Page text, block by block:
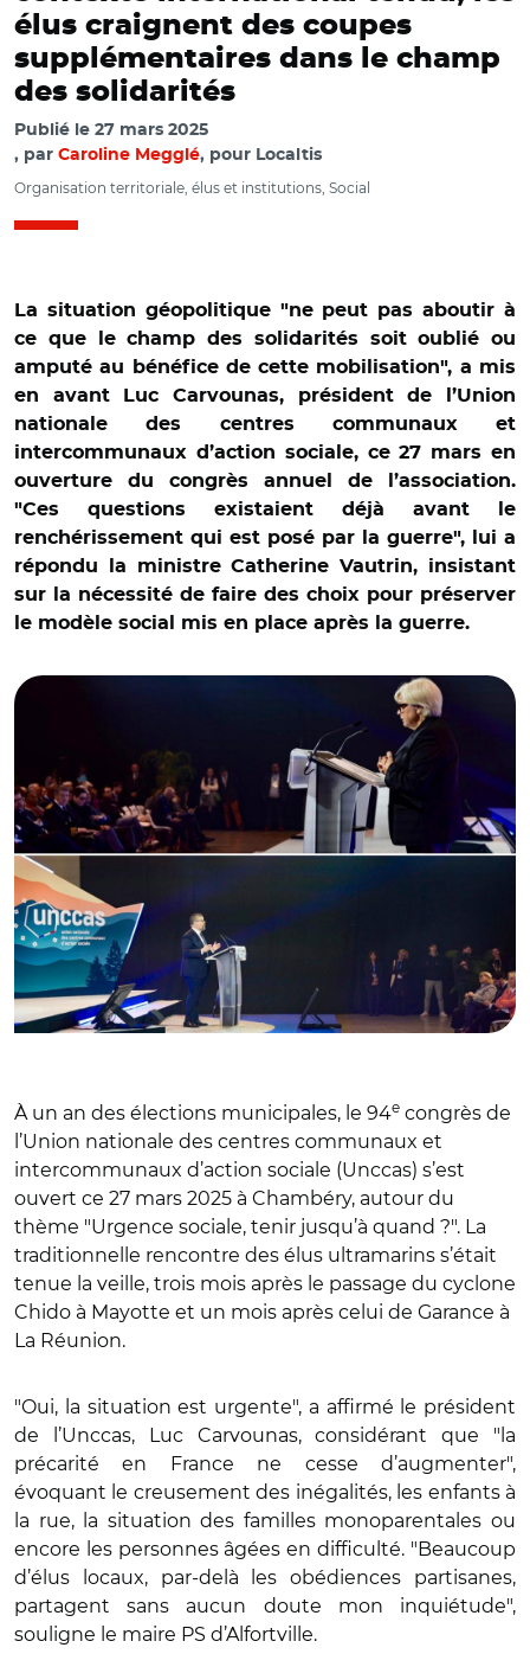
élus craignent des coupes
supplémentaires dans le champ
des solidarités
Publié le 27 mars 2025
par Caroline Megglé, pour Localtis
Organisation territoriale, élus et institutions, Social
La situation géopolitique "ne peut pas aboutir à
ce que le champ des solidarités soit oublié ou
amputé au bénéfice de cette mobilisation", a mis
en avant Luc Carvounas, président de l’Union
nationale des centres communaux et
intercommunaux d’action sociale, ce 27 mars en
ouverture du congrès annuel de l’association.
"Ces questions existaient déjà avant le
renchérissement qui est posé par la guerre", lui a
répondu la ministre Catherine Vautrin, insistant
sur la nécessité de faire des choix pour préserver
le modèle social mis en place après la guerre.
À un an des élections municipales, le 94e congrès de
l’Union nationale des centres communaux et
intercommunaux d’action sociale (Unccas) s’est
ouvert ce 27 mars 2025 à Chambéry, autour du
thème "Urgence sociale, tenir jusqu’à quand ?". La
traditionnelle rencontre des élus ultramarins s’était
tenue la veille, trois mois après le passage du cyclone
Chido à Mayotte et un mois après celui de Garance à
La Réunion.
"Oui, la situation est urgente", a affirmé le président
de l’Unccas, Luc Carvounas, considérant que "la
précarité en France ne cesse d’augmenter",
évoquant le creusement des inégalités, les enfants à
la rue, la situation des familles monoparentales ou
encore les personnes âgées en difficulté. "Beaucoup
d’élus locaux, par-delà les obédiences partisanes,
partagent sans aucun doute mon inquiétude",
souligne le maire PS d’Alfortville.